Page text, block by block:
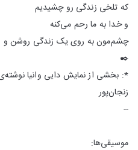
که تلخی زندگی رو چشیدیم
و خدا به ما رحم می‌کنه
چشم‌مون به روی یک زندگی روشن و
✒️
*: بخشی از نمایش دایی وانیا
زنجان‌پور
--
موسیقی‌ها: